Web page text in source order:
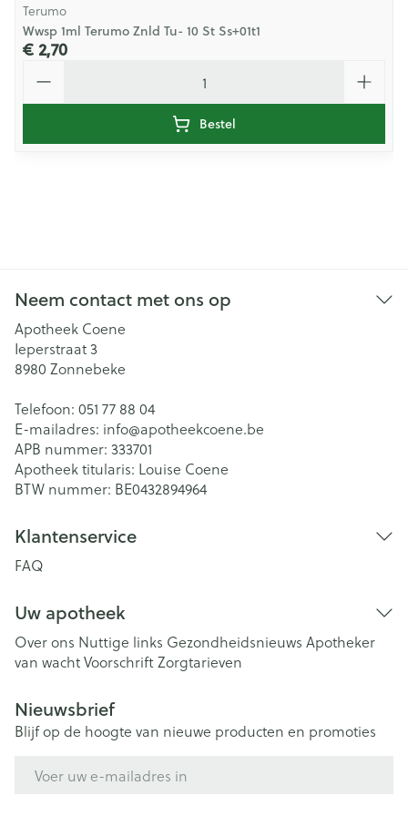
Terumo
Wwsp 1ml Terumo Znld Tu- 10 St Ss+01t1
€ 2,70
Bestel
Neem contact met ons op
Apotheek Coene
Ieperstraat 3
8980 Zonnebeke
Telefoon: 051 77 88 04
E-mailadres: info@apotheekcoene.be
APB nummer: 333701
Apotheek titularis: Louise Coene
BTW nummer: BE0432894964
Klantenservice
FAQ
Uw apotheek
Over ons Nuttige links Gezondheidsnieuws Apotheker
van wachtVoorschriftZorgtarieven
Nieuwsbrief
Blijf op de hoogte van nieuwe producten en promoties